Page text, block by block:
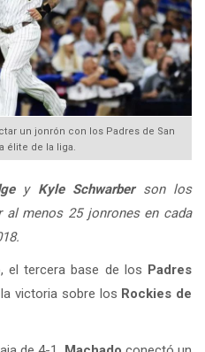
un jonrón con los Padres de San
élite de la liga.
y Kyle Schwarberson los
al menos 25 jonrones en cada
el tercera base de los Padres
victoria sobre los Rockies de